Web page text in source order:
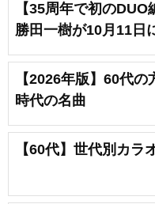
【35周年で初の
勝田一樹が10月11日
【2026年版】60代
時代の名曲
【60代】世代別カラ